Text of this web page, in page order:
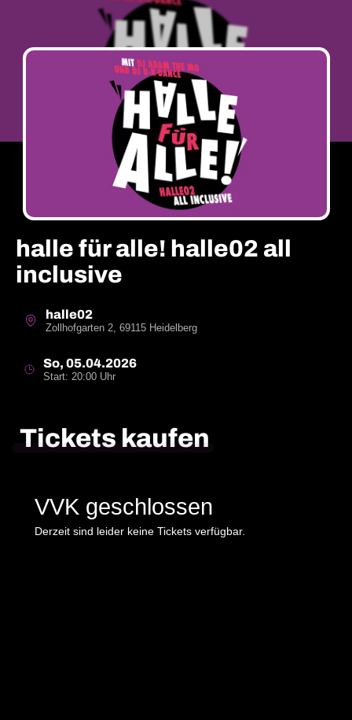
halle für alle! halle02 all
inclusive
halle02
Zollhofgarten 2, 69115 Heidelberg
So, 05.04.2026
Start: 20:00 Uhr
Tickets kaufen
VVK geschlossen
Derzeit sind leider keine Tickets verfügbar.